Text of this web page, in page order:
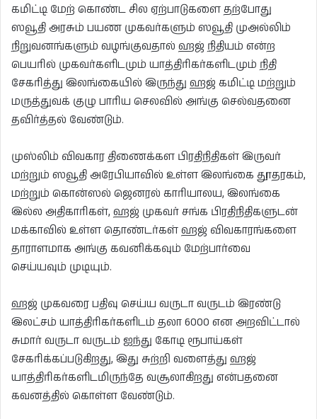
கமிட்டி மேற் கொண்ட சில ஏற்பாடுகளை தற்போது
ஸவூதி அரசும் பயண முகவர்களும் ஸவூதி முஅல்லிம்
நிறுவனங்களும் வழங்குவதால் ஹஜ் நிதியம் என்ற
பெயரில் முகவர்களிடமும் யாத்திரிகர்களிடமும் நிதி
சேகரித்து இலங்கையில் இருந்து ஹஜ் கமிட்டி மற்றும்
மருத்துவக் குழு பாரிய செலவில் அங்கு செல்வதனை
தவிர்த்தல் வேண்டும்.
முஸ்லிம் விவகார திணைக்கள பிரதிநிதிகள் இருவர்
மற்றும் ஸவூதி அரேபியாவில் உள்ள இலங்கை தூதரகம்,
மற்றும் கொன்ஸல் ஜெனரல் காரியாலய, இலங்கை
இல்ல அதிகாரிகள், ஹஜ் முகவர் சங்க பிரதிநிதிகளுடன்
மக்காவில் உள்ள தொண்டர்கள் ஹஜ் விவகாரங்களை
தாராளமாக அங்கு கவனிக்கவும் மேற்பார்வை
செய்யவும் முடியும்.
ஹஜ் முகவரை பதிவு செய்ய வருடா வருடம் இரண்டு
இலட்சம் யாத்திரிகர்களிடம் தலா 6000 என அறவிட்டால்
சுமார் வருடா வருடம் ஐந்து கோடி ரூபாய்கள்
சேகரிக்கப்படுகிறது, இது சுற்றி வளைத்து ஹஜ்
யாத்திரிகர்களிடமிருந்தே வசூலாகிறது என்பதனை
கவனத்தில் கொள்ள வேண்டும்.